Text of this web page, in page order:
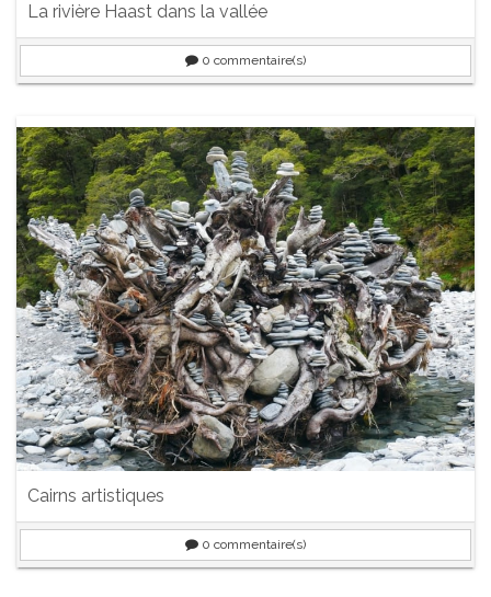
La rivière Haast dans la vallée
0 commentaire(s)
Cairns artistiques
0 commentaire(s)